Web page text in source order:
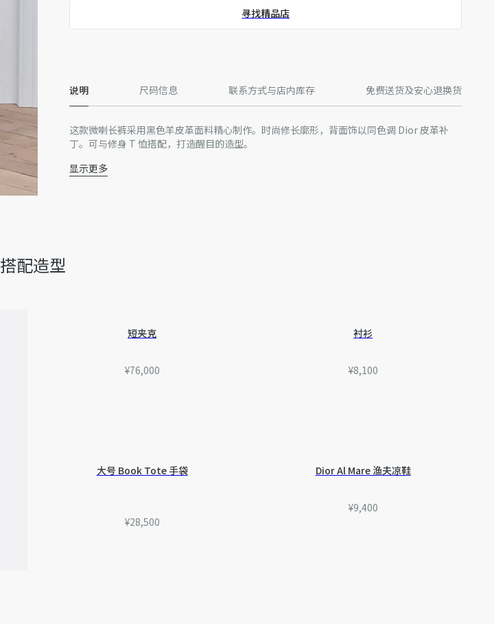
寻找精品店
说明 尺码信息 联系方式与店内库存 免费送货及安心退换货
这款微喇长裤采用黑色羊皮革面料精心制作。时尚修长廓形，背面饰以同色调 Dior 皮革补
丁。可与修身 T 恤搭配，打造醒目的造型。
迪奥二零二六夏季男装系列发布秀
显示更多
搭配造型
短夹克
¥76,000
衬衫
¥8,100
大号 Book Tote 手袋
¥28,500
Dior Al Mare 渔夫凉鞋
¥9,400